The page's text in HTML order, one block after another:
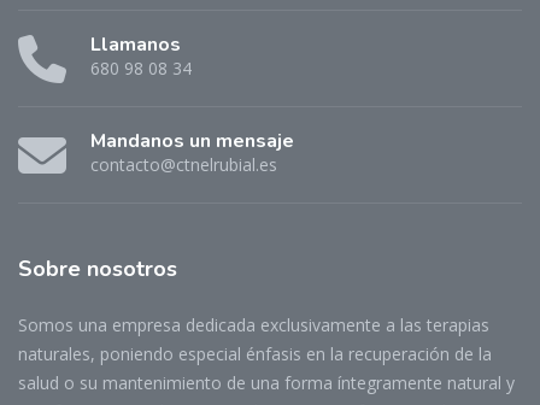
Llamanos
680 98 08 34
Mandanos un mensaje
contacto@ctnelrubial.es
Sobre nosotros
Somos una empresa dedicada exclusivamente a las terapias
naturales, poniendo especial énfasis en la recuperación de la
salud o su mantenimiento de una forma íntegramente natural y